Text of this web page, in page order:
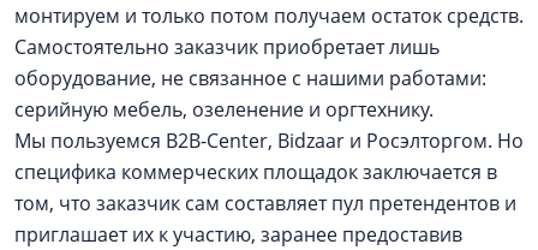
монтируем и только потом получаем остаток средств.
Самостоятельно заказчик приобретает лишь
оборудование, не связанное с нашими работами:
серийную мебель, озеленение и оргтехнику.
Мы пользуемся B2B-Center, Bidzaar и Росэлторгом. Но
специфика коммерческих площадок заключается в
том, что заказчик сам составляет пул претендентов и
приглашает их к участию, заранее предоставив